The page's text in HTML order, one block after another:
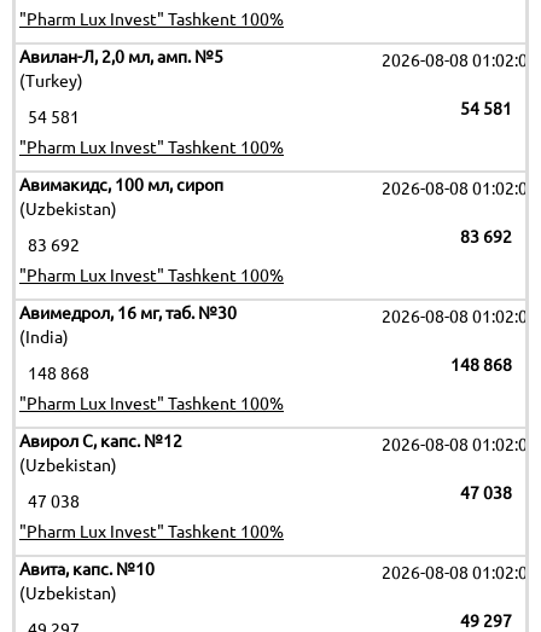
"Pharm Lux Invest" Tashkent 100%
Авилан-Л, 2,0 мл, амп. №5
(Turkey)
2026-08-08 01:02:09
54 581
54 581
"Pharm Lux Invest" Tashkent 100%
Авимакидс, 100 мл, сироп
(Uzbekistan)
2026-08-08 01:02:09
83 692
83 692
"Pharm Lux Invest" Tashkent 100%
Авимедрол, 16 мг, таб. №30
(India)
2026-08-08 01:02:09
148 868
148 868
"Pharm Lux Invest" Tashkent 100%
Авирол C, капс. №12
(Uzbekistan)
2026-08-08 01:02:09
47 038
47 038
"Pharm Lux Invest" Tashkent 100%
Авита, капс. №10
(Uzbekistan)
2026-08-08 01:02:09
49 297